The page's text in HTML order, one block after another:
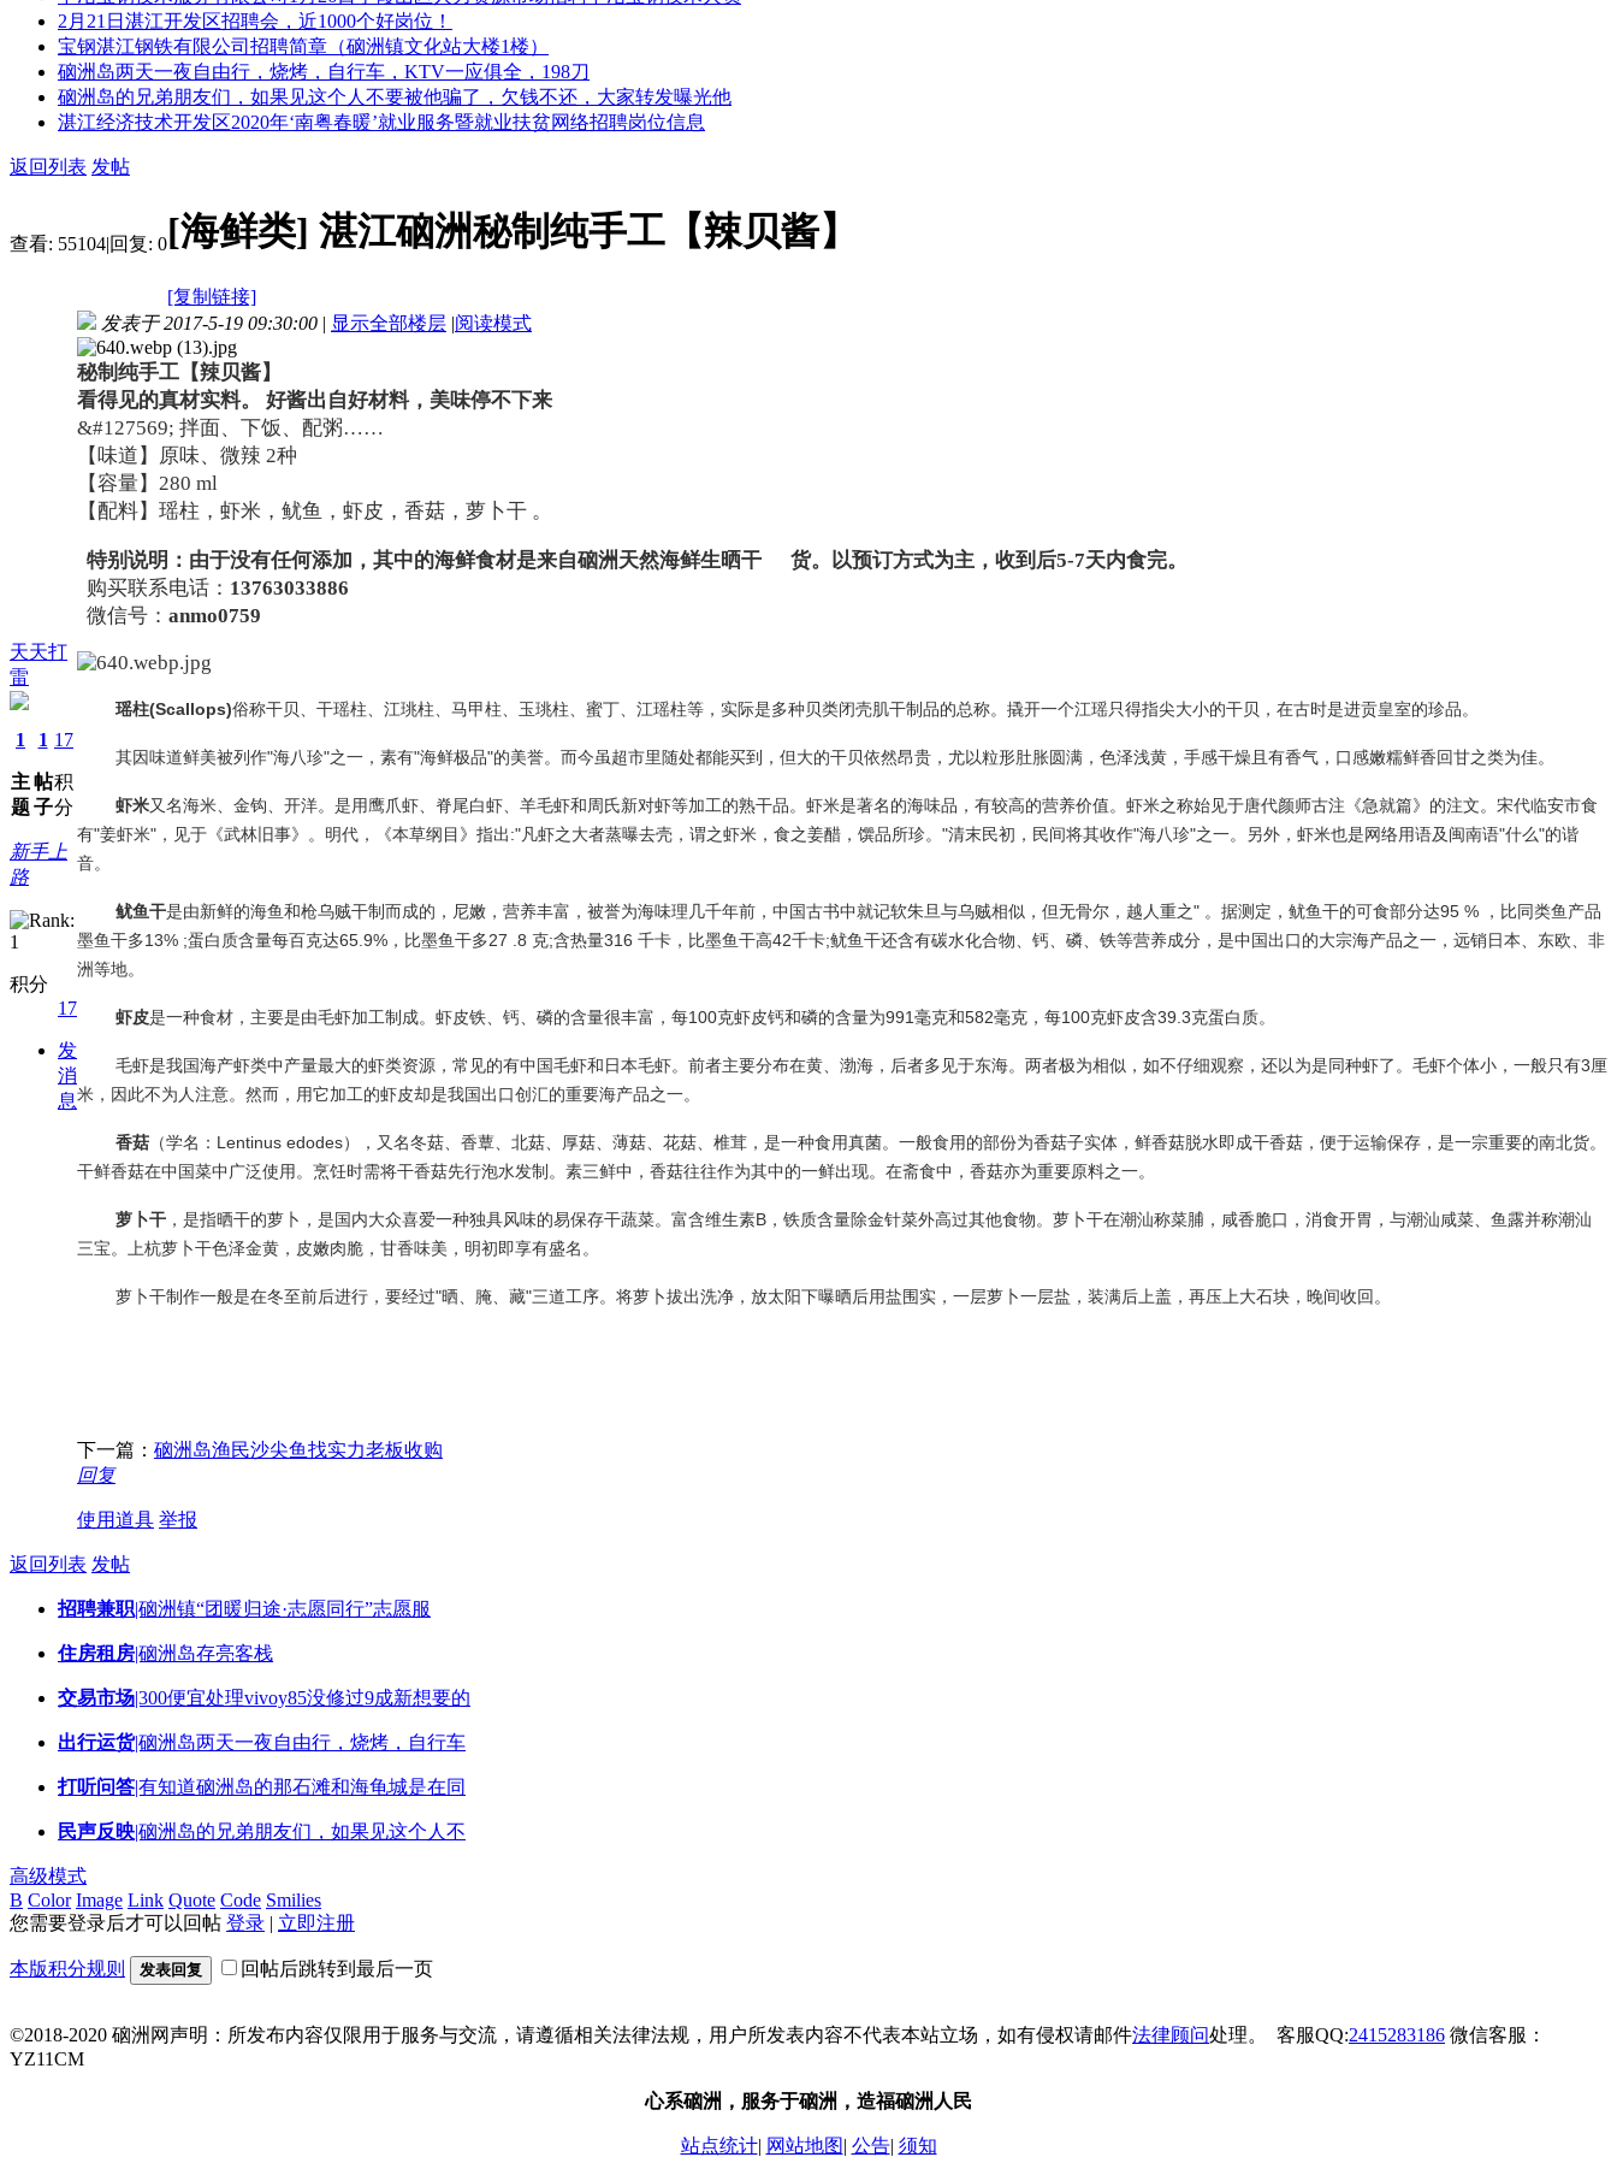
2月21日湛江开发区招聘会，近1000个好岗位！
宝钢湛江钢铁有限公司招聘简章（硇洲镇文化站大楼1楼）
硇洲岛两天一夜自由行，烧烤，自行车，KTV一应俱全，198刀
硇洲岛的兄弟朋友们，如果见这个人不要被他骗了，欠钱不还，大家转发曝光他
湛江经济技术开发区2020年‘南粤春暖’就业服务暨就业扶贫网络招聘岗位信息
返回列表 发帖
查看: 55104|回复: 0[海鲜类] 湛江硇洲秘制纯手工【辣贝酱】
[复制链接]
天天打
雷
1
主
题
1
帖
子
17
积
分
新手上
路
积分
17
发
消
息
发表于 2017-5-19 09:30:00 | 显示全部楼层 |阅读模式
秘制纯手工【辣贝酱】
看得见的真材实料。 好酱出自好材料，美味停不下来
&#127569; 拌面、下饭、配粥……
【味道】原味、微辣 2种
【容量】280 ml
【配料】瑶柱，虾米，鱿鱼，虾皮，香菇，萝卜干 。
特别说明：由于没有任何添加，其中的海鲜食材是来自硇洲天然海鲜生晒干 货。以预订方式为主，收到后5-7天内食完。
购买联系电话： 13763033886
微信号： anmo0759
瑶柱(Scallops)俗称干贝、干瑶柱、江珧柱、马甲柱、玉珧柱、蜜丁、江瑶柱等，实际是多种贝类闭壳肌干制品的总称。撬开一个江瑶只得指尖大小的干贝，在古时是进贡皇室的珍品。
其因味道鲜美被列作"海八珍"之一，素有"海鲜极品"的美誉。而今虽超市里随处都能买到，但大的干贝依然昂贵，尤以粒形肚胀圆满，色泽浅黄，手感干燥且有香气，口感嫩糯鲜香回甘之类为佳。
虾米又名海米、金钩、开洋。是用鹰爪虾、脊尾白虾、羊毛虾和周氏新对虾等加工的熟干品。虾米是著名的海味品，有较高的营养价值。虾米之称始见于唐代颜师古注《急就篇》的注文。宋代临安市食
有"姜虾米"，见于《武林旧事》。明代，《本草纲目》指出:"凡虾之大者蒸曝去壳，谓之虾米，食之姜醋，馔品所珍。"清末民初，民间将其收作"海八珍"之一。另外，虾米也是网络用语及闽南语"什么"的谐
音。
鱿鱼干是由新鲜的海鱼和枪乌贼干制而成的，尼嫩，营养丰富，被誉为海味理几千年前，中国古书中就记软朱旦与乌贼相似，但无骨尔，越人重之" 。据测定，鱿鱼干的可食部分达95 % ，比同类鱼产品
墨鱼干多13% ;蛋白质含量每百克达65.9%，比墨鱼干多27 .8 克;含热量316 千卡，比墨鱼干高42千卡;鱿鱼干还含有碳水化合物、钙、磷、铁等营养成分，是中国出口的大宗海产品之一，远销日本、东欧、非
洲等地。
虾皮是一种食材，主要是由毛虾加工制成。虾皮铁、钙、磷的含量很丰富，每100克虾皮钙和磷的含量为991毫克和582毫克，每100克虾皮含39.3克蛋白质。
毛虾是我国海产虾类中产量最大的虾类资源，常见的有中国毛虾和日本毛虾。前者主要分布在黄、渤海，后者多见于东海。两者极为相似，如不仔细观察，还以为是同种虾了。毛虾个体小，一般只有3厘
米，因此不为人注意。然而，用它加工的虾皮却是我国出口创汇的重要海产品之一。
香菇 （学名：Lentinus edodes），又名冬菇、香蕈、北菇、厚菇、薄菇、花菇、椎茸，是一种食用真菌。一般食用的部份为香菇子实体，鲜香菇脱水即成干香菇，便于运输保存，是一宗重要的南北货。
干鲜香菇在中国菜中广泛使用。烹饪时需将干香菇先行泡水发制。素三鲜中，香菇往往作为其中的一鲜出现。在斋食中，香菇亦为重要原料之一。
萝卜干 ，是指晒干的萝卜，是国内大众喜爱一种独具风味的易保存干蔬菜。富含维生素B，铁质含量除金针菜外高过其他食物。萝卜干在潮汕称菜脯，咸香脆口，消食开胃，与潮汕咸菜、鱼露并称潮汕
三宝。上杭萝卜干色泽金黄，皮嫩肉脆，甘香味美，明初即享有盛名。
萝卜干制作一般是在冬至前后进行，要经过"晒、腌、藏"三道工序。将萝卜拔出洗净，放太阳下曝晒后用盐围实，一层萝卜一层盐，装满后上盖，再压上大石块，晚间收回。
下一篇： 硇洲岛渔民沙尖鱼找实力老板收购
回复
使用道具 举报
返回列表 发帖
招聘兼职|硇洲镇“团暖归途·志愿同行”志愿服
住房租房|硇洲岛存亮客栈
交易市场|300便宜处理vivoy85没修过9成新想要的
出行运货|硇洲岛两天一夜自由行，烧烤，自行车
打听问答|有知道硇洲岛的那石滩和海龟城是在同
民声反映|硇洲岛的兄弟朋友们，如果见这个人不
高级模式
B Color Image Link Quote Code Smilies
您需要登录后才可以回帖 登录 | 立即注册
本版积分规则 发表回复 回帖后跳转到最后一页
©2018-2020 硇洲网声明：所发布内容仅限用于服务与交流，请遵循相关法律法规，用户所发表内容不代表本站立场，如有侵权请邮件法律顾问处理。 客服QQ:2415283186 微信客服：
YZ11CM
心系硇洲，服务于硇洲，造福硇洲人民
站点统计| 网站地图| 公告| 须知